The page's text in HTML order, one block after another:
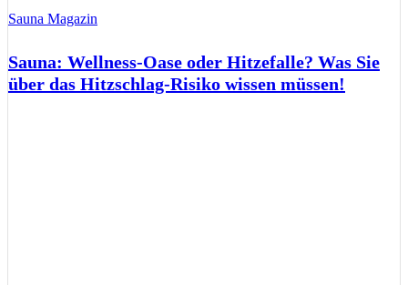
Sauna Magazin
Sauna: Wellness-Oase oder Hitzefalle? Was Sie
über das Hitzschlag-Risiko wissen müssen!